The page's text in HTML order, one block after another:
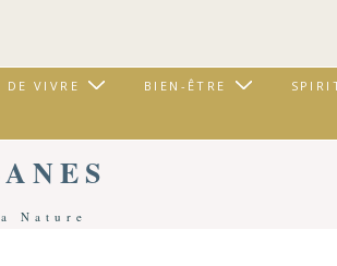
DE VIVRE BIEN-ÊTRE
Nature